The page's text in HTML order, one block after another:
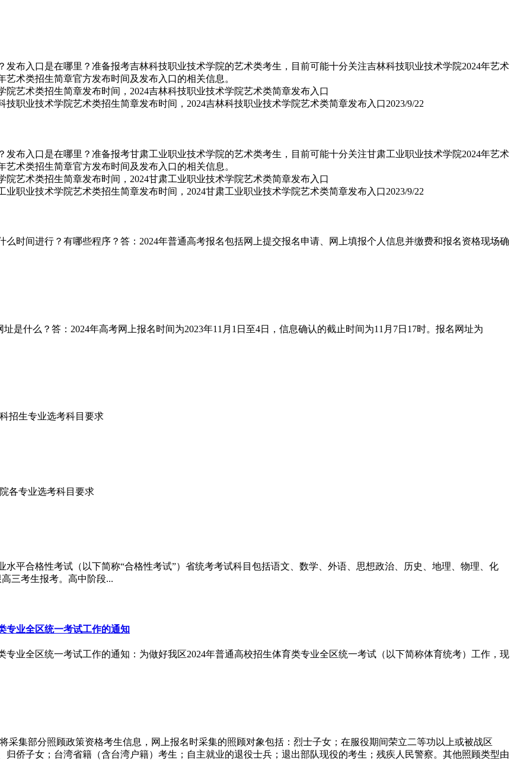
布入口是在哪里？准备报考吉林科技职业技术学院的艺术类考生，目前可能十分关注吉林科技职业技术学院2024年艺术
术类招生简章官方发布时间及发布入口的相关信息。
职业技术学院艺术类招生简章发布时间，2024吉林科技职业技术学院艺术类简章发布入口2023/9/22
布入口是在哪里？准备报考甘肃工业职业技术学院的艺术类考生，目前可能十分关注甘肃工业职业技术学院2024年艺术
术类招生简章官方发布时间及发布入口的相关信息。
职业技术学院艺术类招生简章发布时间，2024甘肃工业职业技术学院艺术类简章发布入口2023/9/22
时间进行？有哪些程序？答：2024年普通高考报名包括网上提交报名申请、网上填报个人信息并缴费和报名资格现场确
是什么？答：2024年高考网上报名时间为2023年11月1日至4日，信息确认的截止时间为11月7日17时。报名网址为
招生专业选考科目要求
各专业选考科目要求
平合格性考试（以下简称“合格性考试”）省统考考试科目包括语文、数学、外语、思想政治、历史、地理、物理、化
三考生报考。高中阶段...
专业全区统一考试工作的通知
业全区统一考试工作的通知：为做好我区2024年普通高校招生体育类专业全区统一考试（以下简称体育统考）工作，现
采集部分照顾政策资格考生信息，网上报名时采集的照顾对象包括：烈士子女；在服役期间荣立二等功以上或被战区
归侨子女；台湾省籍（含台湾户籍）考生；自主就业的退役士兵；退出部队现役的考生；残疾人民警察。其他照顾类型由